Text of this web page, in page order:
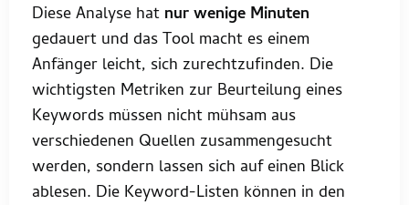
Diese Analyse hat nur wenige Minuten
gedauert und das Tool macht es einem
Anfänger leicht, sich zurechtzufinden. Die
wichtigsten Metriken zur Beurteilung eines
Keywords müssen nicht mühsam aus
verschiedenen Quellen zusammengesucht
werden, sondern lassen sich auf einen Blick
ablesen. Die Keyword-Listen können in den